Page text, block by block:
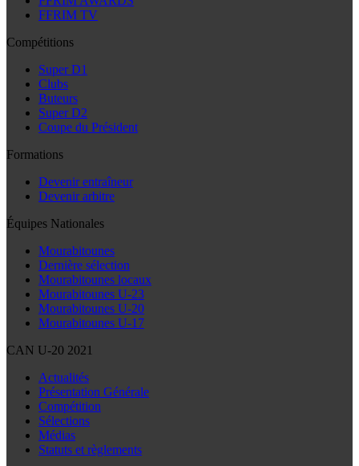
FFRIM TV
Compétitions
Super D1
Clubs
Buteurs
Super D2
Coupe du Président
Formations
Devenir entraîneur
Devenir arbitre
Équipes Nationales
Mourabitounes
Dernière sélection
Mourabitounes locaux
Mourabitounes U-23
Mourabitounes U-20
Mourabitounes U-17
CAN U-20 2021
Actualités
Présentation Générale
Compétition
Sélections
Médias
Statuts et règlements